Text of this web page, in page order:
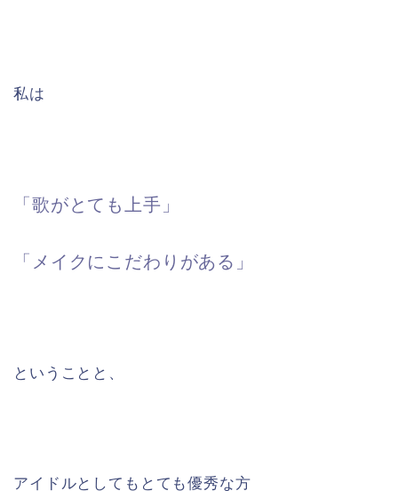
私は
「歌がとても上手」
「メイクにこだわりがある」
ということと、
アイドルとしてもとても優秀な方